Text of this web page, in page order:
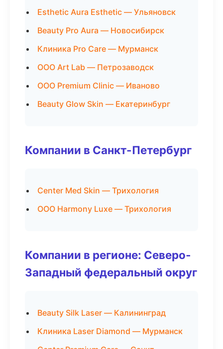
Esthetic Aura Esthetic — Ульяновск
Beauty Pro Aura — Новосибирск
Клиника Pro Care — Мурманск
ООО Art Lab — Петрозаводск
ООО Premium Clinic — Иваново
Beauty Glow Skin — Екатеринбург
Компании в Санкт-Петербург
Center Med Skin — Трихология
ООО Harmony Luxe — Трихология
Компании в регионе: Северо-
Западный федеральный округ
Beauty Silk Laser — Калининград
Клиника Laser Diamond — Мурманск